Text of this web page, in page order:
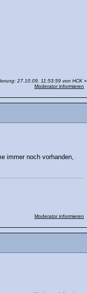
27.10.09, 11:53:59 von HCK »
Moderator informieren
immer noch vorhanden,
Moderator informieren